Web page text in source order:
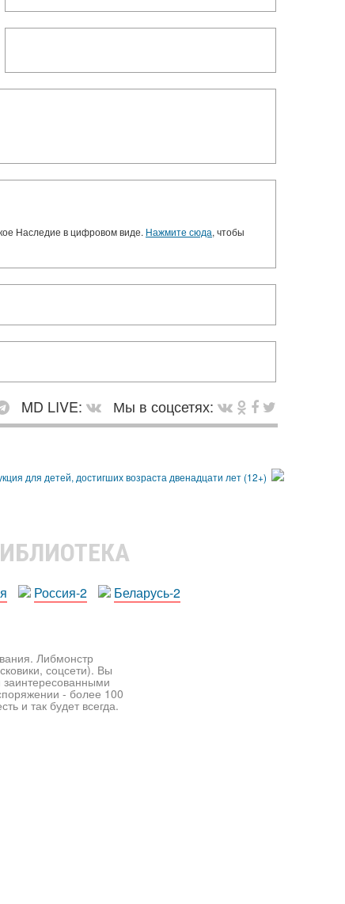
Наследие в цифровом виде. Нажмите сюда, чтобы
MD LIVE:
Мы в соцсетях:
Россия-2
Беларусь-2
Либмонстр
соцсети). Вы
- более 100
и так будет всегда.